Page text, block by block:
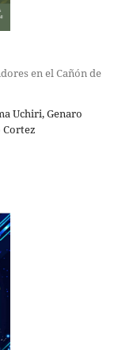
en el Cañón de
Uchiri, Genaro